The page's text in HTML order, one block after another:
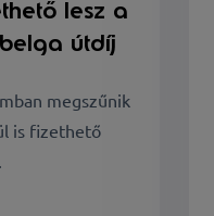
lesz a
útdíj
megszűnik
is fizethető